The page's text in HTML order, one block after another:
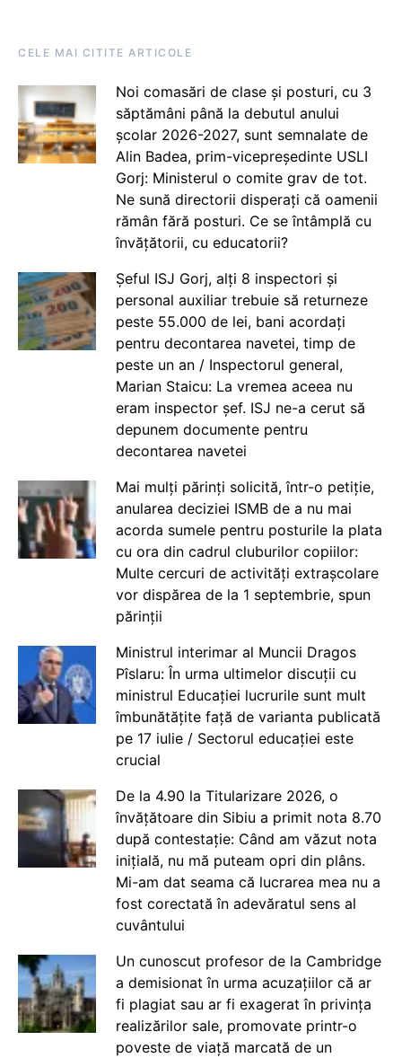
CELE MAI CITITE ARTICOLE
Noi comasări de clase și posturi, cu 3
săptămâni până la debutul anului
școlar 2026-2027, sunt semnalate de
Alin Badea, prim-vicepreședinte USLI
Gorj: Ministerul o comite grav de tot.
Ne sună directorii disperați că oamenii
rămân fără posturi. Ce se întâmplă cu
învățătorii, cu educatorii?
Șeful ISJ Gorj, alți 8 inspectori și
personal auxiliar trebuie să returneze
peste 55.000 de lei, bani acordați
pentru decontarea navetei, timp de
peste un an / Inspectorul general,
Marian Staicu: La vremea aceea nu
eram inspector șef. ISJ ne-a cerut să
depunem documente pentru
decontarea navetei
Mai mulți părinți solicită, într-o petiție,
anularea deciziei ISMB de a nu mai
acorda sumele pentru posturile la plata
cu ora din cadrul cluburilor copiilor:
Multe cercuri de activități extrașcolare
vor dispărea de la 1 septembrie, spun
părinții
Ministrul interimar al Muncii Dragos
Pîslaru: În urma ultimelor discuții cu
ministrul Educației lucrurile sunt mult
îmbunătățite față de varianta publicată
pe 17 iulie / Sectorul educației este
crucial
De la 4.90 la Titularizare 2026, o
învățătoare din Sibiu a primit nota 8.70
după contestație: Când am văzut nota
inițială, nu mă puteam opri din plâns.
Mi-am dat seama că lucrarea mea nu a
fost corectată în adevăratul sens al
cuvântului
Un cunoscut profesor de la Cambridge
a demisionat în urma acuzațiilor că ar
fi plagiat sau ar fi exagerat în privința
realizărilor sale, promovate printr-o
poveste de viață marcată de un